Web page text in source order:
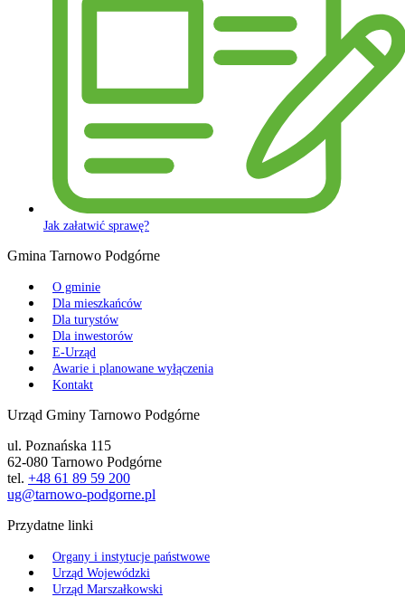
Jak załatwić sprawę?
Gmina Tarnowo Podgórne
O gminie
Dla mieszkańców
Dla turystów
Dla inwestorów
E-Urząd
Awarie i planowane wyłączenia
Kontakt
Urząd Gminy Tarnowo Podgórne
ul. Poznańska 115
62-080 Tarnowo Podgórne
tel. +48 61 89 59 200
ug@tarnowo-podgorne.pl
Przydatne linki
Organy i instytucje państwowe
Urząd Wojewódzki
Urząd Marszałkowski